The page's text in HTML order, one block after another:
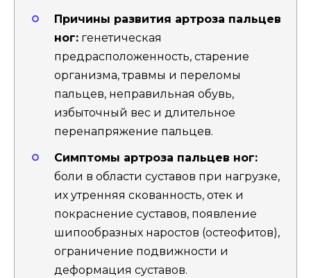
Причины развития артроза пальцев
ног: генетическая
предрасположенность, старение
организма, травмы и переломы
пальцев, неправильная обувь,
избыточный вес и длительное
перенапряжение пальцев.
Симптомы артроза пальцев ног:
боли в области суставов при нагрузке,
их утренняя скованность, отек и
покраснение суставов, появление
шипообразных наростов (остеофитов),
ограничение подвижности и
деформация суставов.